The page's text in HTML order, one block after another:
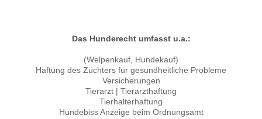
Das Hunderecht umfasst u.a.:
(Welpenkauf, Hundekauf)
Haftung des Züchters für gesundheitliche Probleme
Versicherungen
Tierarzt | Tierarzthaftung
Tierhalterhaftung
Hundebiss Anzeige beim Ordnungsamt